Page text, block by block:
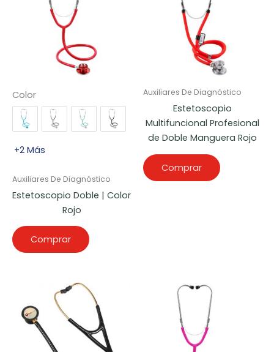
Color
+2 Más
Auxiliares De Diagnóstico
Estetoscopio Doble | Color
Rojo
Comprar
Auxiliares De Diagnóstico
Estetoscopio
Multifuncional Profesional
de Doble Manguera Rojo
Comprar